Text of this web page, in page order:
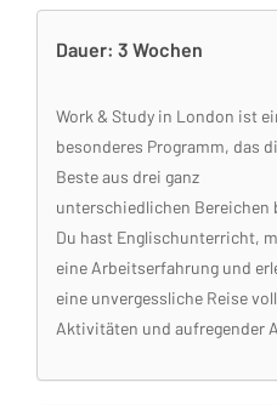
Dauer: 3 Wochen
Work & Study in London ist
besonderes Programm, das
Beste aus drei ganz
unterschiedlichen Bereichen
Du hast Englischunterricht,
eine Arbeitserfahrung und
eine unvergessliche Reise
Aktivitäten und aufregender